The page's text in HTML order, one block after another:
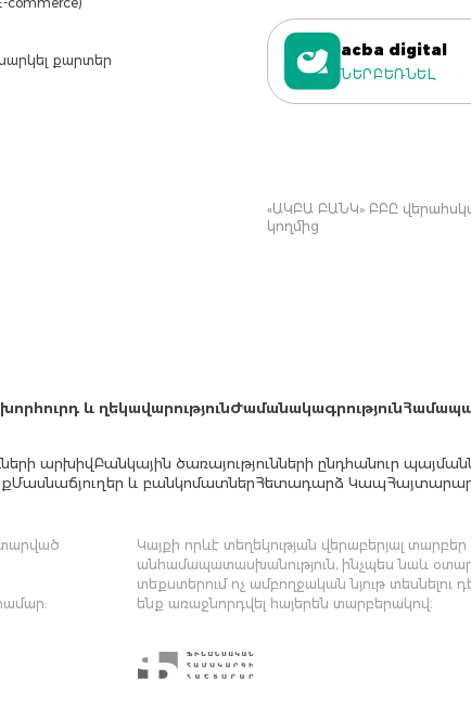
քարտեր
acba digital
ՆԵՐԲԵՌՆԵԼ
«ԱԿԲԱ ԲԱՆԿ» ԲԲԸ
կողմից
և ղեկավարությունԺամանակագրություն
արխիվԲանկային ծառայությունների ընդհանուր
Մասնաճյուղեր և բանկոմատներՀետադարձ Կապ
Կայքի որևէ տեղեկության վերաբերյալ տարբեր
անհամապատասխանություն, ինչպես նաև օտար
տեքստերում ոչ ամբողջական նյութ տեսնելու
ենք առաջնորդվել հայերեն տարբերակով։